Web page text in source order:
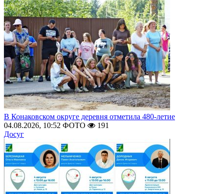
В Конаковском округе деревня отметила 480-летие
04.08.2026, 10:52 ФОТО
191
Досуг